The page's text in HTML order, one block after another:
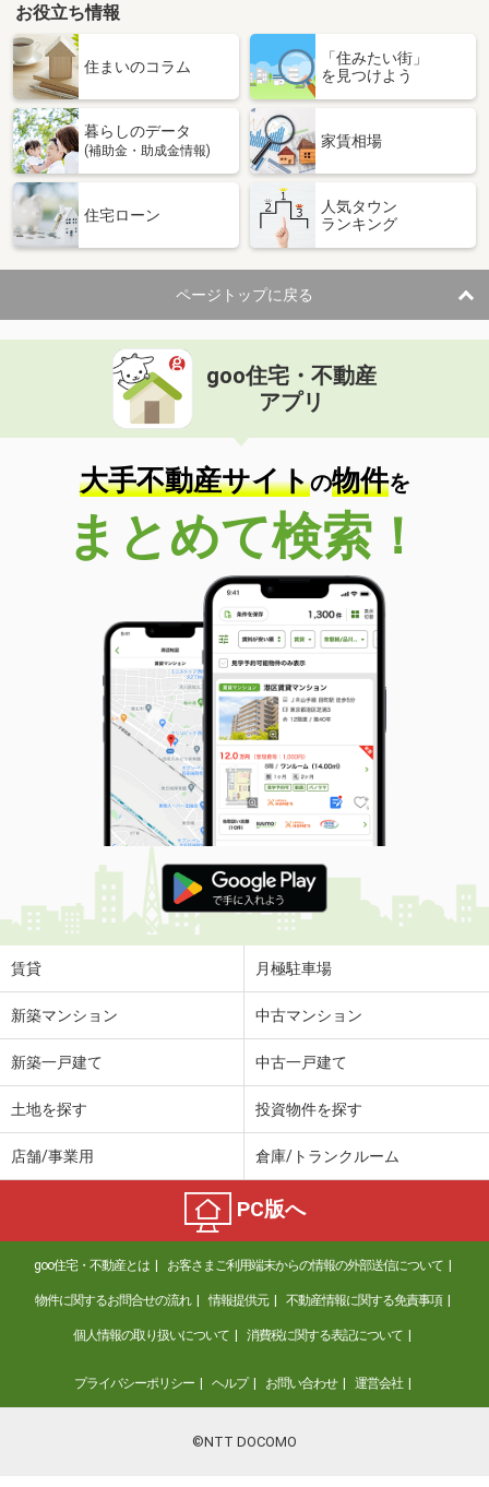
お役立ち情報
住まいのコラム
「住みたい街」
を見つけよう
暮らしのデータ
(補助金・助成金情報)
家賃相場
住宅ローン
人気タウン
ランキング
ページトップに戻る
goo住宅・不動産
アプリ
大手不動産サイトの物件を
まとめて検索！
賃貸 月極駐車場
新築マンション 中古マンション
新築一戸建て 中古一戸建て
土地を探す 投資物件を探す
店舗/事業用 倉庫/トランクルーム
PC版へ
goo住宅・不動産とは お客さまご利用端末からの情報の外部送信について
物件に関するお問合せの流れ 情報提供元 不動産情報に関する免責事項
個人情報の取り扱いについて 消費税に関する表記について
プライバシーポリシー ヘルプ お問い合わせ 運営会社
©NTT DOCOMO